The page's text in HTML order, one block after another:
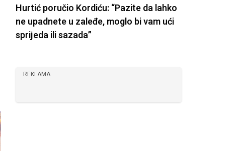
Hurtić poručio Kordiću: “Pazite da lahko
ne upadnete u zaleđe, moglo bi vam ući
sprijeda ili sazada”
REKLAMA